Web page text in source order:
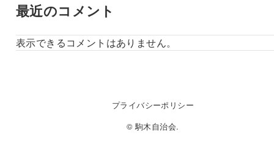
最近のコメント
表示できるコメントはありません。
プライバシーポリシー
© 駒木自治会.